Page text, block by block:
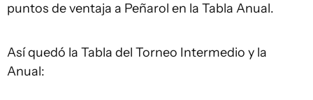
puntos de ventaja a Peñarol en la Tabla Anual.
Así quedó la Tabla del Torneo Intermedio y la
Anual: